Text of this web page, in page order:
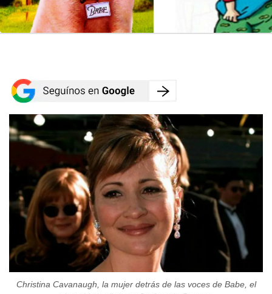
Christina Cavanaugh, la mujer detrás de las voces de Babe, el